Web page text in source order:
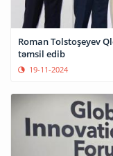
Roman Tolstoşeyev
təmsil edib
19-11-2024